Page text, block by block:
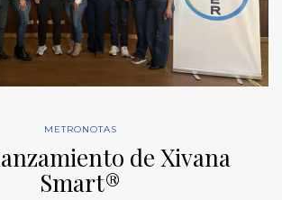
METRONOTAS
de Xivana
Smart®